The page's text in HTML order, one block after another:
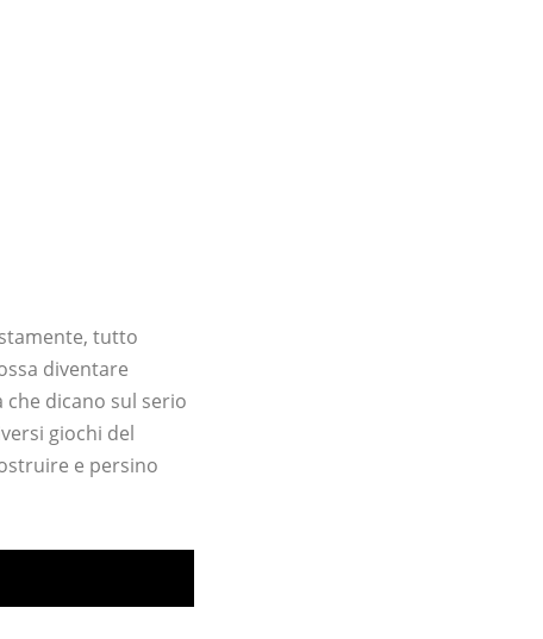
tutto
diventare
dicano sul serio
giochi del
e persino